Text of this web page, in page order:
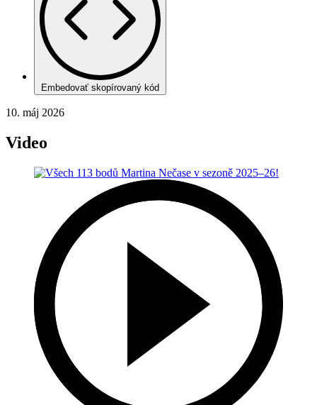
Embedovať skopírovaný kód
10. máj 2026
Video